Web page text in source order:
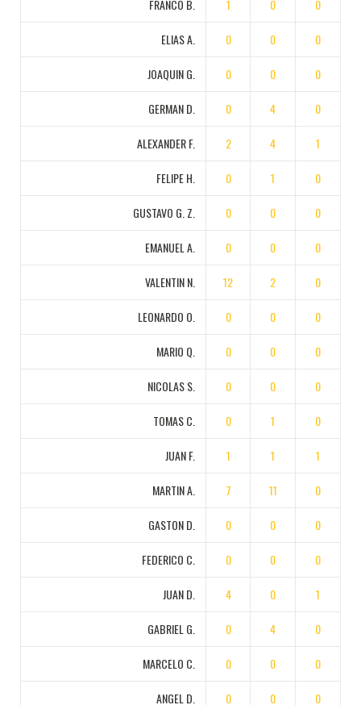
FRANCO B. 1 0 0
ELIAS A. 0 0 0
JOAQUIN G. 0 0 0
GERMAN D. 0 4 0
ALEXANDER F. 2 4 1
FELIPE H. 0 1 0
GUSTAVO G. Z. 0 0 0
EMANUEL A. 0 0 0
VALENTIN N. 12 2 0
LEONARDO O. 0 0 0
MARIO Q. 0 0 0
NICOLAS S. 0 0 0
TOMAS C. 0 1 0
JUAN F. 1 1 1
MARTIN A. 7 11 0
GASTON D. 0 0 0
FEDERICO C. 0 0 0
JUAN D. 4 0 1
GABRIEL G. 0 4 0
MARCELO C. 0 0 0
ANGEL D. 0 0 0